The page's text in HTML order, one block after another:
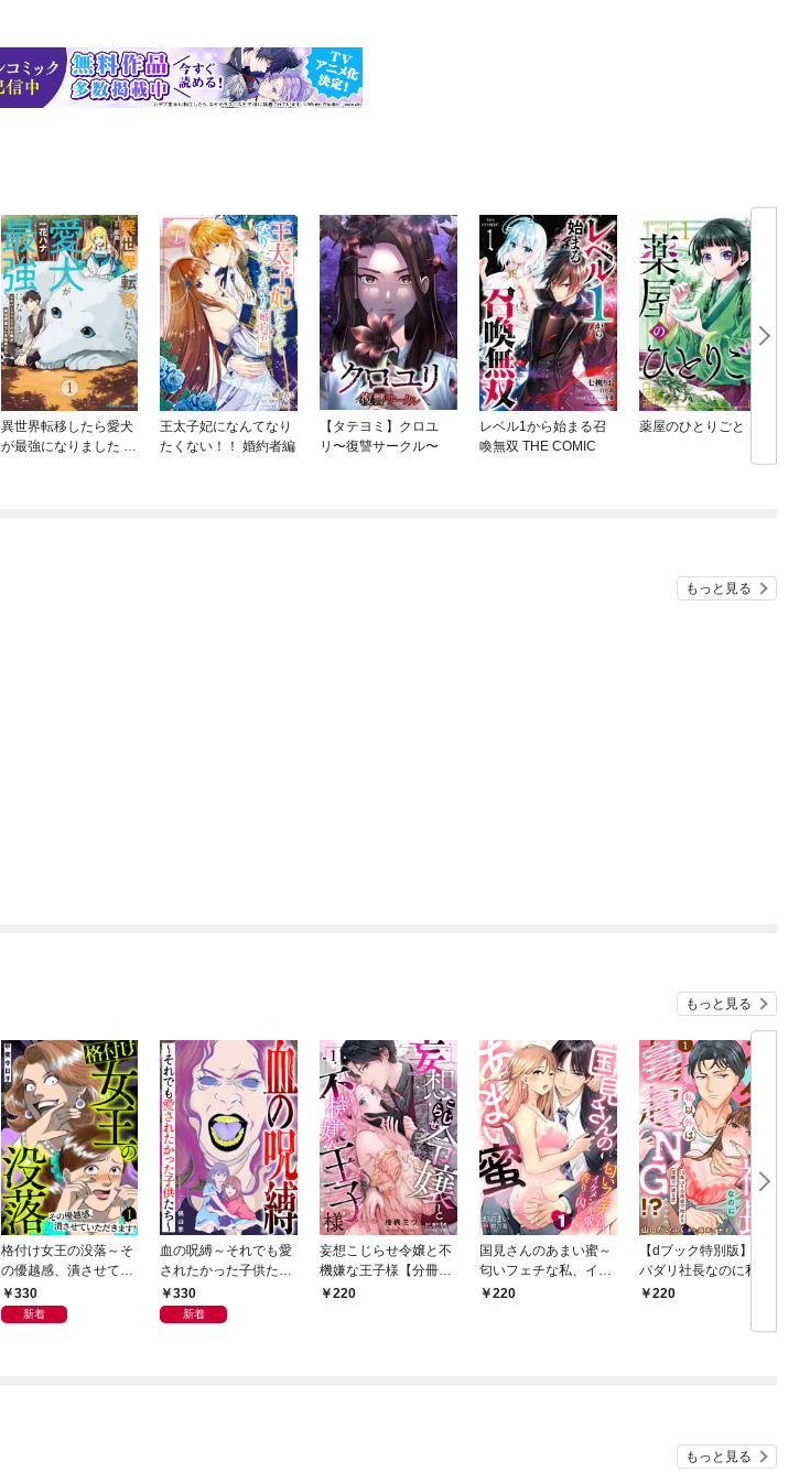
異世界転移したら愛犬
が最強になりました ～
王太子妃になんてなり
たくない！！ 婚約者編
【タテヨミ】クロユ
リ〜復讐サークル〜
レベル1から始まる召
喚無双 THE COMIC
薬屋のひとりごと
もっと見る
もっと見る
格付け女王の没落～そ
の優越感、潰させてい
ただきます！～ 1巻
330
新着
血の呪縛～それでも愛
されたかった子供たち
～330
新着
妄想こじらせ令嬢と不
機嫌な王子様【分冊
版】 1話
220
国見さんのあまい蜜～
匂いフェチな私、イケ
メン先輩の香りに囚わ
220
【dブック特別版】ス
パダリ社長なのに私以
外は××NG！？～10年
靡で一途な恋～【分冊
220
もっと見る